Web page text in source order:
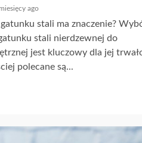
ago
stali ma znaczenie?
stali nierdzewnej do
jest kluczowy dla jej
polecane są...